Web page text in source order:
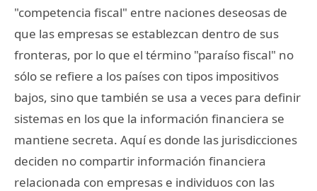
"competencia fiscal" entre naciones deseosas de
que las empresas se establezcan dentro de sus
fronteras, por lo que el término "paraíso fiscal" no
sólo se refiere a los países con tipos impositivos
bajos, sino que también se usa a veces para definir
sistemas en los que la información financiera se
mantiene secreta. Aquí es donde las jurisdicciones
deciden no compartir información financiera
relacionada con empresas e individuos con las